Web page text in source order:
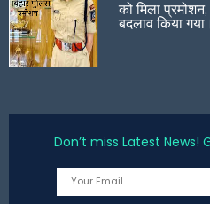
को मिला प्रमोशन,
बदलाव किया गया।
Don’t miss Latest News!